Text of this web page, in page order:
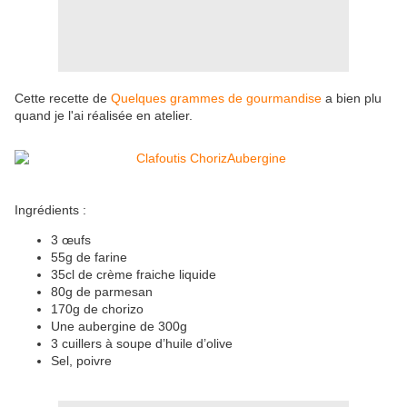
Cette recette de Quelques grammes de gourmandise a bien plu
quand je l'ai réalisée en atelier.
Ingrédients :
3 œufs
55g de farine
35cl de crème fraiche liquide
80g de parmesan
170g de chorizo
Une aubergine de 300g
3 cuillers à soupe d’huile d’olive
Sel, poivre